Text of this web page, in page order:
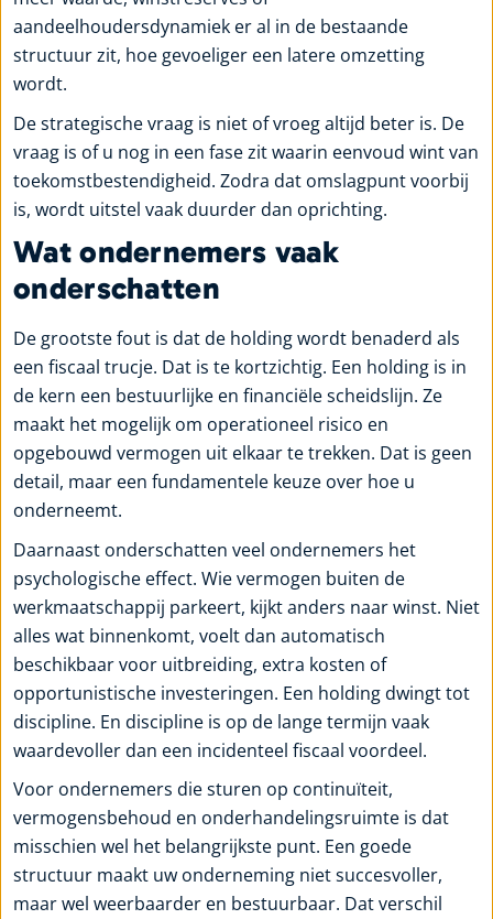
aandeelhoudersdynamiek er al in de bestaande
structuur zit, hoe gevoeliger een latere omzetting
wordt.
De strategische vraag is niet of vroeg altijd beter is. De
vraag is of u nog in een fase zit waarin eenvoud wint van
toekomstbestendigheid. Zodra dat omslagpunt voorbij
is, wordt uitstel vaak duurder dan oprichting.
Wat ondernemers vaak
onderschatten
De grootste fout is dat de holding wordt benaderd als
een fiscaal trucje. Dat is te kortzichtig. Een holding is in
de kern een bestuurlijke en financiële scheidslijn. Ze
maakt het mogelijk om operationeel risico en
opgebouwd vermogen uit elkaar te trekken. Dat is geen
detail, maar een fundamentele keuze over hoe u
onderneemt.
Daarnaast onderschatten veel ondernemers het
psychologische effect. Wie vermogen buiten de
werkmaatschappij parkeert, kijkt anders naar winst. Niet
alles wat binnenkomt, voelt dan automatisch
beschikbaar voor uitbreiding, extra kosten of
opportunistische investeringen. Een holding dwingt tot
discipline. En discipline is op de lange termijn vaak
waardevoller dan een incidenteel fiscaal voordeel.
Voor ondernemers die sturen op continuïteit,
vermogensbehoud en onderhandelingsruimte is dat
misschien wel het belangrijkste punt. Een goede
structuur maakt uw onderneming niet succesvoller,
maar wel weerbaarder en bestuurbaar. Dat verschil